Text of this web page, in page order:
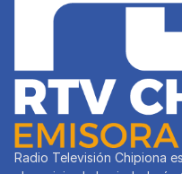
Radio Televisión Chipiona